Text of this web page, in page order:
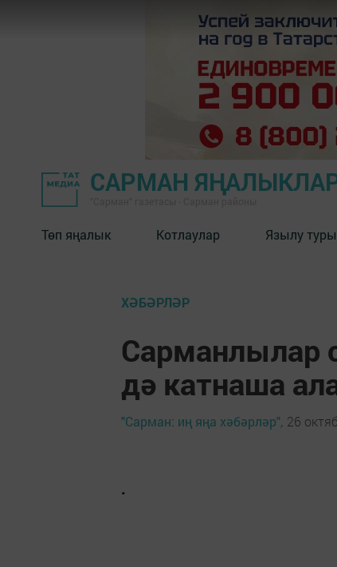
САРМАН
Төп яңалык Котлаулар Язылу
ХӘБӘРЛӘР
Сарманлылар
дә катнаша
"Сарман: иң яңа хәбәрләр", 26
.